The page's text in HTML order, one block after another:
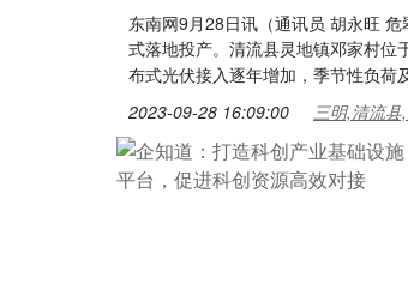
东南网9月28日讯（通讯员 胡永旺
式落地投产。清流县灵地镇邓家村位
布式光伏接入逐年增加，季节性负荷
2023-09-28 16:09:00 三明,清流县